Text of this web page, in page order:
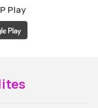
Play